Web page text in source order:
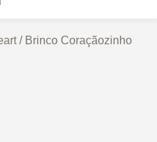
/ Brinco Coraçãozinho